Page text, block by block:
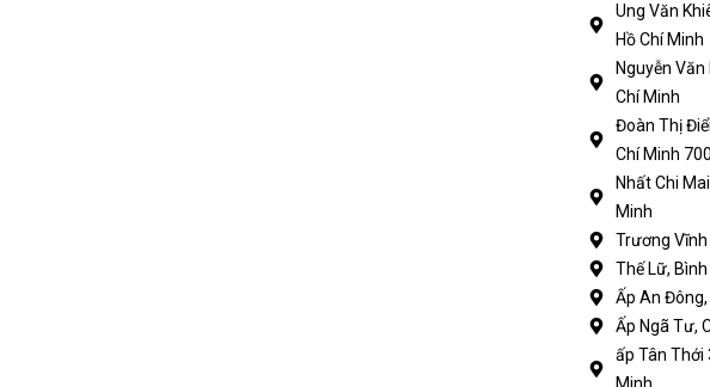
Ung Văn
Hồ Chí Minh
Nguyễn
Chí Minh
Đoàn Thị
Chí Minh
Nhất Chi
Minh
Trương Vĩnh
Thế Lữ,
Ấp An Đông,
Ấp Ngã Tư,
ấp Tân Thới